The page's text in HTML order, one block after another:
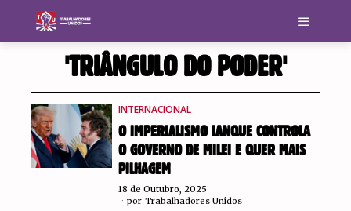
'TRIÂNGULO DO PODER'
INTERNACIONAL
O IMPERIALISMO IANQUE CONTROLA
O GOVERNO DE MILEI E QUER MAIS
PILHAGEM
18 de Outubro, 2025
por Trabalhadores Unidos